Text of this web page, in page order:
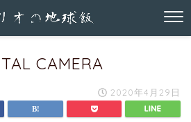
CAMERA
2020年4月29日